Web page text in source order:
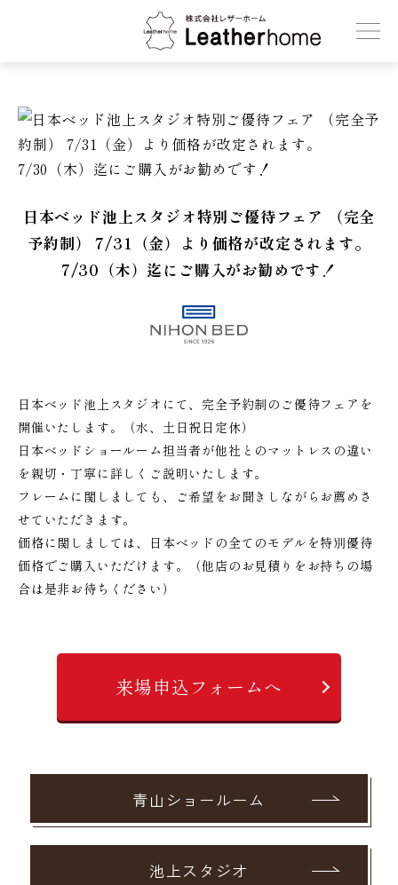
株式会社レザーホーム
日本ベッド池上スタジオ特別ご優待フェア （完全
予約制） 7/31（金）より価格が改定されます。
7/30（木）迄にご購入がお勧めです！
日本ベッド池上スタジオにて、完全予約制のご優待フェアを
開催いたします。（水、土日祝日定休）
日本ベッドショールーム担当者が他社とのマットレスの違い
を親切・丁寧に詳しくご説明いたします。
フレームに関しましても、ご希望をお聞きしながらお薦めさ
せていただきます。
価格に関しましては、日本ベッドの全てのモデルを特別優待
価格でご購入いただけます。（他店のお見積りをお持ちの場
合は是非お待ちください）
来場申込フォームへ
青山ショールーム
池上スタジオ